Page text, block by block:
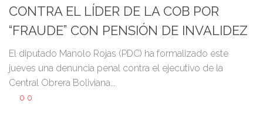
CONTRA EL LÍDER DE LA COB POR
“FRAUDE” CON PENSIÓN DE INVALIDEZ
El diputado Manolo Rojas (PDC) ha formalizado este
jueves una denuncia penal contra el ejecutivo de la
Central Obrera Boliviana...
0 0